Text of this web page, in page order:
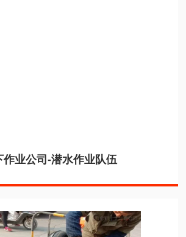
作业公司-潜水作业队伍